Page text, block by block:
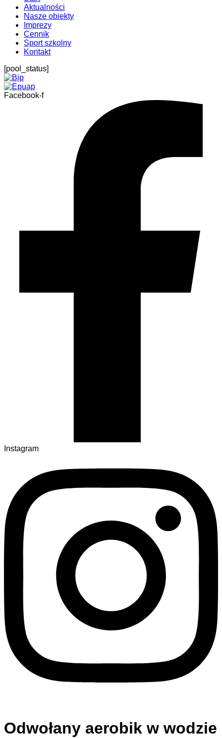
Aktualności
Nasze obiekty
Imprezy
Cennik
Sport szkolny
Kontakt
[pool_status]
Facebook-f
Instagram
Odwołany aerobik w wodzie